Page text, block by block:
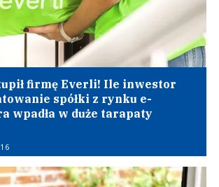
firmę Everli! Ile inwestor
spółki z rynku e-
wpadła w duże tarapaty